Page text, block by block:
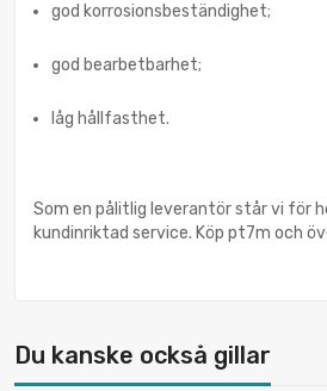
god korrosionsbeständighet;
god bearbetbarhet;
låg hållfasthet.
Som en pålitlig leverantör står vi för
kundinriktad service. Köp pt7m och
Du kanske också gillar